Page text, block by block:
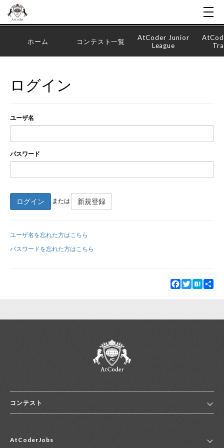
新規登録
ホーム コンテスト一覧
AtCoder Junior
League
ログイン
ユーザ名
パスワード
ログイン または 新規登録
ユーザ名を忘れた方はこちら
パスワードを忘れた方はこちら
Facebook
TwitterHatena
コンテスト
コンテスト一覧
AtCoderJobs